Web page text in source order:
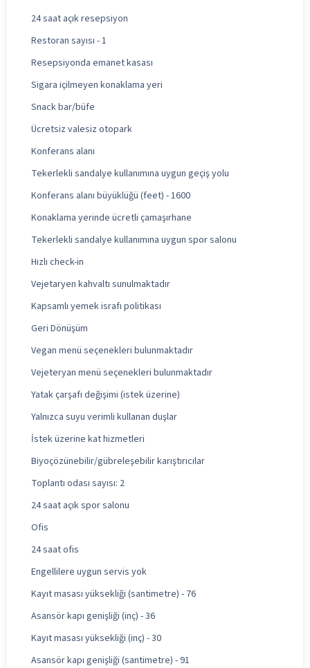
24 saat açık resepsiyon
Restoran sayısı - 1
Resepsiyonda emanet kasası
Sigara içilmeyen konaklama yeri
Snack bar/büfe
Ücretsiz valesiz otopark
Konferans alanı
Tekerlekli sandalye kullanımına uygun geçiş yolu
Konferans alanı büyüklüğü (feet) - 1600
Konaklama yerinde ücretli çamaşırhane
Tekerlekli sandalye kullanımına uygun spor salonu
Hızlı check-in
Vejetaryen kahvaltı sunulmaktadır
Kapsamlı yemek israfı politikası
Geri Dönüşüm
Vegan menü seçenekleri bulunmaktadır
Vejeteryan menü seçenekleri bulunmaktadır
Yatak çarşafı değişimi (istek üzerine)
Yalnızca suyu verimli kullanan duşlar
İstek üzerine kat hizmetleri
Biyoçözünebilir/gübreleşebilir karıştırıcılar
Toplantı odası sayısı: 2
24 saat açık spor salonu
Ofis
24 saat ofis
Engellilere uygun servis yok
Kayıt masası yüksekliği (santimetre) - 76
Asansör kapı genişliği (inç) - 36
Kayıt masası yüksekliği (inç) - 30
Asansör kapı genişliği (santimetre) - 91